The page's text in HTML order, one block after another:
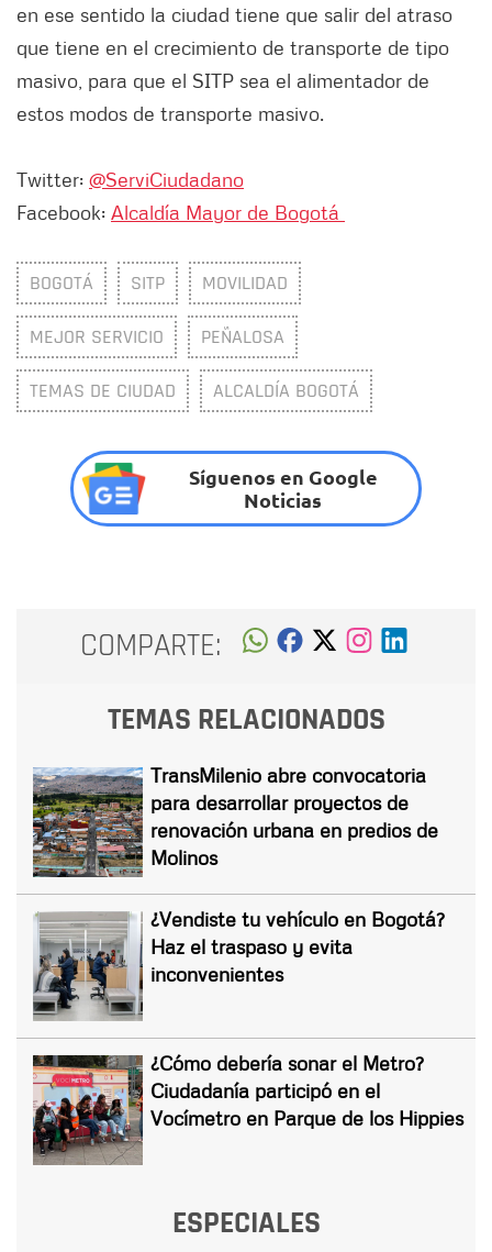
en ese sentido la ciudad tiene que salir del atraso
que tiene en el crecimiento de transporte de tipo
masivo, para que el SITP sea el alimentador de
estos modos de transporte masivo.
Twitter: @ServiCiudadano
Facebook: Alcaldía Mayor de Bogotá
BOGOTÁ SITP MOVILIDAD
MEJOR SERVICIO PEÑALOSA
TEMAS DE CIUDAD ALCALDÍA BOGOTÁ
Síguenos en Google
Noticias
COMPARTE:
TEMAS RELACIONADOS
TransMilenio abre convocatoria
para desarrollar proyectos de
renovación urbana en predios de
Molinos
¿Vendiste tu vehículo en Bogotá?
Haz el traspaso y evita
inconvenientes
¿Cómo debería sonar el Metro?
Ciudadanía participó en el
Vocímetro en Parque de los Hippies
ESPECIALES